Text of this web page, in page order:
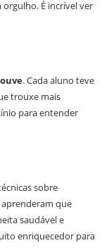
É incrível ver
. Cada aluno teve
trouxe mais
para entender
sobre
aprenderam que
saudável e
enriquecedor para